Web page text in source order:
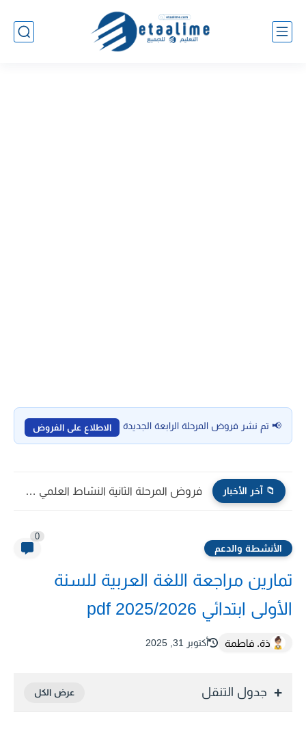
📢 تم نشر فروض المرحلة الرابعة الجديدة الاطلاع على الفروض
📁 آخر الأخبار أقوى اختبار تفاعلي في الاجتماعيات للمستوى السادس (جميع الدروس)...
الأنشطة والدعم
0
تمارين مراجعة اللغة العربية للسنة
الأولى ابتدائي pdf 2025/2026
ذة. فاطمة أكتوبر 31, 2025
جدول التنقل